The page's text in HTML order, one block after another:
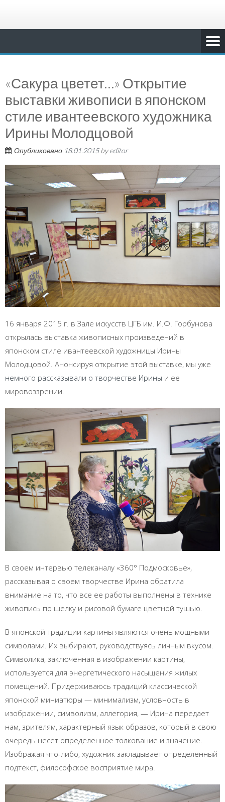
«Сакура цветет…» Открытие
выставки живописи в японском
стиле ивантеевского художника
Ирины Молодцовой
Опубликовано 18.01.2015byeditor
16 января 2015 г. в Зале искусств ЦГБ им. И.Ф. Горбунова
открылась выставка живописных произведений в
японском стиле ивантеевской художницы Ирины
Молодцовой. Анонсируя открытие этой выставке, мы уже
немного рассказывали о творчестве Ирины и ее
мировоззрении.
В своем интервью телеканалу «360° Подмосковье»,
рассказывая о своем творчестве Ирина обратила
внимание на то, что все ее работы выполнены в технике
живопись по шелку и рисовой бумаге цветной тушью.
В японской традиции картины являются очень мощными
символами. Их выбирают, руководствуясь личным вкусом.
Символика, заключенная в изображении картины,
используется для энергетического насыщения жилых
помещений. Придерживаюсь традиций классической
японской миниатюры — минимализм, условность в
изображении, символизм, аллегория, — Ирина передает
нам, зрителям, характерный язык образов, который в свою
очередь несет определенное толкование и значение.
Изображая что-либо, художник закладывает определенный
подтекст, философское восприятие мира.